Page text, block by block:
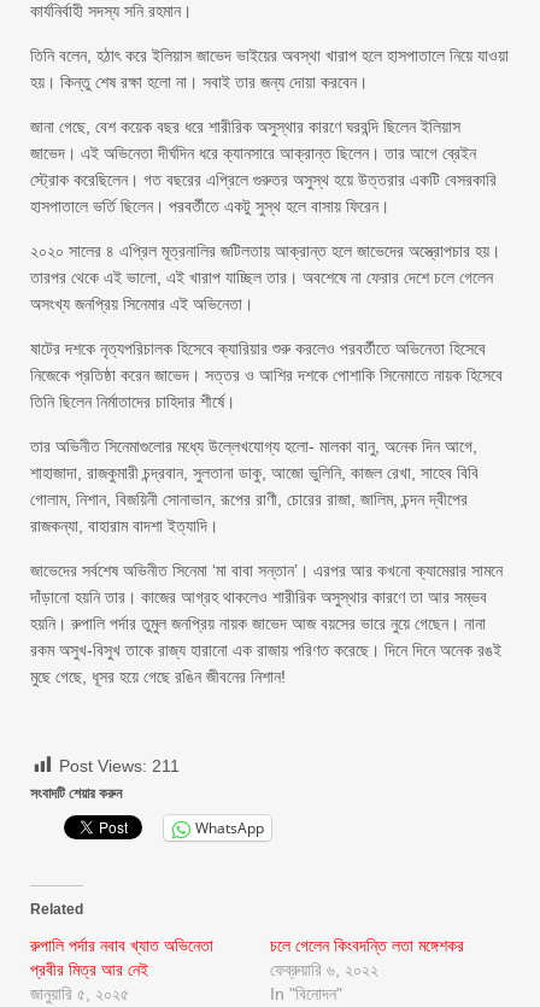
কার্যনির্বাহী সদস্য সনি রহমান।
তিনি বলেন, হঠাৎ করে ইলিয়াস জাভেদ ভাইয়ের অবস্থা খারাপ হলে হাসপাতালে নিয়ে যাওয়া
হয়। কিন্তু শেষ রক্ষা হলো না। সবাই তার জন্য দোয়া করবেন।
জানা গেছে, বেশ কয়েক বছর ধরে শারীরিক অসুস্থার কারণে ঘরবন্দি ছিলেন ইলিয়াস
জাভেদ। এই অভিনেতা দীর্ঘদিন ধরে ক্যানসারে আক্রান্ত ছিলেন। তার আগে ব্রেইন
স্ট্রোক করেছিলেন। গত বছরের এপ্রিলে গুরুতর অসুস্থ হয়ে উত্তরার একটি বেসরকারি
হাসপাতালে ভর্তি ছিলেন। পরবর্তীতে একটু সুস্থ হলে বাসায় ফিরেন।
২০২০ সালের ৪ এপ্রিল মূত্রনালির জটিলতায় আক্রান্ত হলে জাভেদের অস্ত্রোপচার হয়।
তারপর থেকে এই ভালো, এই খারাপ যাচ্ছিল তার। অবশেষে না ফেরার দেশে চলে গেলেন
অসংখ্য জনপ্রিয় সিনেমার এই অভিনেতা।
ষাটের দশকে নৃত্যপরিচালক হিসেবে ক্যারিয়ার শুরু করলেও পরবর্তীতে অভিনেতা হিসেবে
নিজেকে প্রতিষ্ঠা করেন জাভেদ। সত্তর ও আশির দশকে পোশাকি সিনেমাতে নায়ক হিসেবে
তিনি ছিলেন নির্মাতাদের চাহিদার শীর্ষে।
তার অভিনীত সিনেমাগুলোর মধ্যে উল্লেখযোগ্য হলো- মালকা বানু, অনেক দিন আগে,
শাহাজাদা, রাজকুমারী চন্দ্রবান, সুলতানা ডাকু, আজো ভুলিনি, কাজল রেখা, সাহেব বিবি
গোলাম, নিশান, বিজয়িনী সোনাভান, রূপের রাণী, চোরের রাজা, জালিম, চন্দন দ্বীপের
রাজকন্যা, বাহারাম বাদশা ইত্যাদি।
জাভেদের সর্বশেষ অভিনীত সিনেমা ‘মা বাবা সন্তান’। এরপর আর কখনো ক্যামেরার সামনে
দাঁড়ানো হয়নি তার। কাজের আগ্রহ থাকলেও শারীরিক অসুস্থার কারণে তা আর সম্ভব
হয়নি। রুপালি পর্দার তুমুল জনপ্রিয় নায়ক জাভেদ আজ বয়সের ভারে নুয়ে গেছেন। নানা
রকম অসুখ-বিসুখ তাকে রাজ্য হারানো এক রাজায় পরিণত করেছে। দিনে দিনে অনেক রঙই
মুছে গেছে, ধূসর হয়ে গেছে রঙিন জীবনের নিশান!
Post Views: 211
সংবাদটি শেয়ার করুন
WhatsApp
Related
রুপালি পর্দার নবাব খ্যাত অভিনেতা
প্রবীর মিত্র আর নেই
জানুয়ারি ৫, ২০২৫
চলে গেলেন কিংবদন্তি লতা মঙ্গেশকর
ফেব্রুয়ারি ৬, ২০২২
In "বিনোদন"